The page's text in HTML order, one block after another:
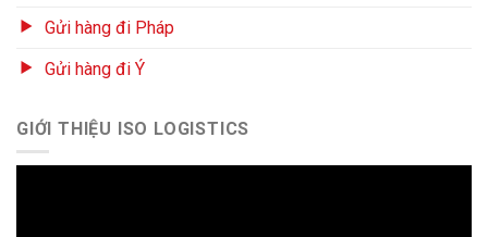
Gửi hàng đi Pháp
Gửi hàng đi Ý
GIỚI THIỆU ISO LOGISTICS